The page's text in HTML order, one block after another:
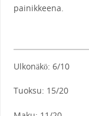
painikkeena.
Ulkonäkö: 6/10
Tuoksu: 15/20